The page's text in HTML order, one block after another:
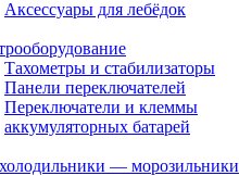
Аксессуары для лебёдок
Тахометры и стабилизаторы
Панели переключателей
Переключатели и клеммы
аккумуляторных батарей
— морозильники